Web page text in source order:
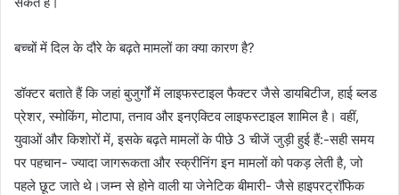
बच्चों में दिल के दौरे के बढ़ते मामलों का क्या कारण है?
डॉक्टर बताते हैं कि जहां बुजुर्गों में लाइफस्टाइल फैक्टर जैसे डायबिटीज, हाई ब्लड
प्रेशर, स्मोकिंग, मोटापा, तनाव और इनएक्टिव लाइफस्टाइल शामिल है। वहीं,
युवाओं और किशोरों में, इसके बढ़ते मामलों के पीछे 3 चीजें जुड़ी हुई हैं:-सही समय
पर पहचान- ज्यादा जागरूकता और स्क्रीनिंग इन मामलों को पकड़ लेती है, जो
पहले छूट जाते थे।जम्न से होने वाली या जेनेटिक बीमारी- जैसे हाइपरट्रॉफिक